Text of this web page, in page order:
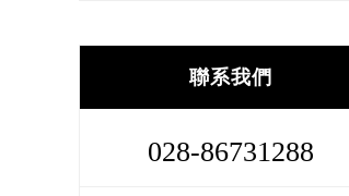
聯系我們
028-86731288